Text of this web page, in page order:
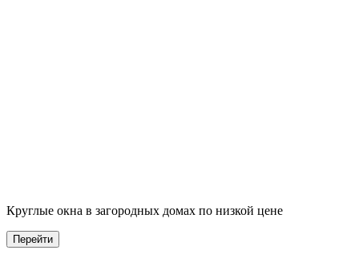
Круглые окна в загородных домах по низкой цене
Перейти